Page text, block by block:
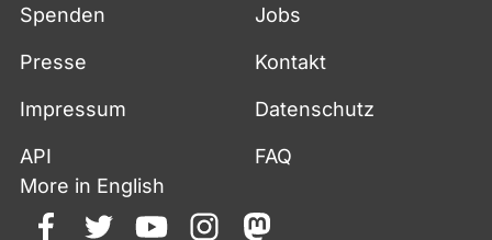
Spenden Jobs
Presse Kontakt
Impressum Datenschutz
API
FAQ
More in English